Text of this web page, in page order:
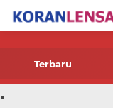
-->
Terbaru
.